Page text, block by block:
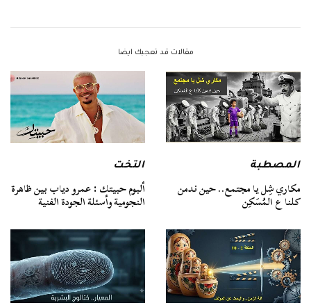
مقالات قد تعجبك ايضا
المصطبة
مكاري شِل يا مجتمع.. حين ندمن
كلنا ع المُسَكِن
التخت
ألبوم حبيتك : عمرو دياب بين ظاهرة
النجومية وأسئلة الجودة الفنية